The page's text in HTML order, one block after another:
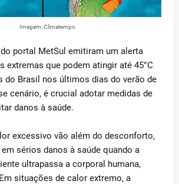
Imagem: Climatempo
portal MetSul emitiram um alerta
extremas que podem atingir até 45°C
do Brasil nos últimos dias do verão de
cenário, é crucial adotar medidas de
danos à saúde.
excessivo vão além do desconforto,
sérios danos à saúde quando a
ultrapassa a corporal humana,
situações de calor extremo, a